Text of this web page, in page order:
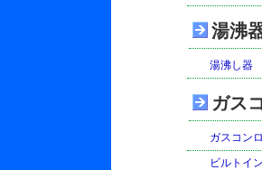
湯沸
湯沸し器
ガス
ガスコンロ
ビルトイ